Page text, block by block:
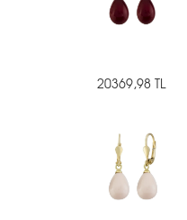
20369,98 TL